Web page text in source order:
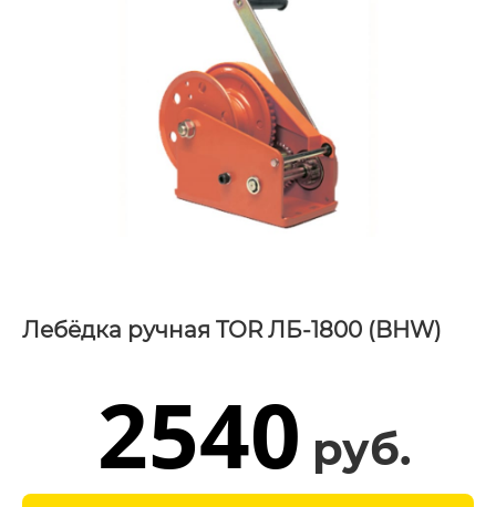
Лебёдка ручная TOR ЛБ-1800 (BHW)
2540 руб.